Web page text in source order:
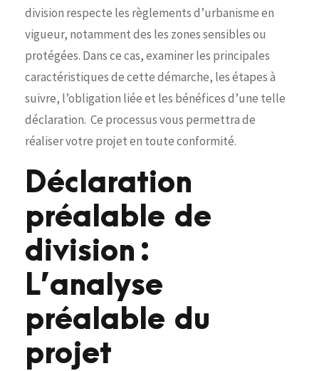
division respecte les règlements d’urbanisme en
vigueur, notamment des les zones sensibles ou
protégées. Dans ce cas, examiner les principales
caractéristiques de cette démarche, les étapes à
suivre, l’obligation liée et les bénéfices d’une telle
déclaration. Ce processus vous permettra de
réaliser votre projet en toute conformité.
Déclaration
préalable de
division :
L’analyse
préalable du
projet